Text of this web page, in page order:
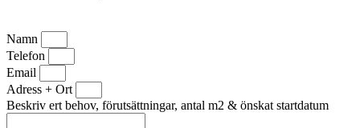
Namn
Telefon
Email
Adress + Ort
Beskriv ert behov, förutsättningar, antal m2 & önskat startdatum